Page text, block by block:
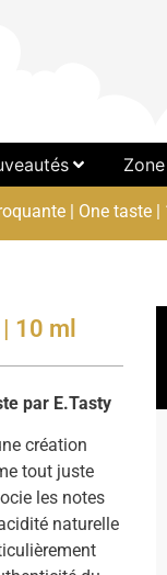
| One taste |
10 ml
par E.Tasty
création
tout juste
les notes
naturelle